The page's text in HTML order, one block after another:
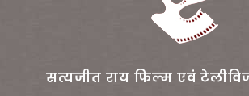
सत्यजीत राय फिल्म एवं